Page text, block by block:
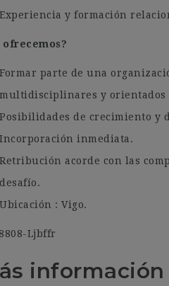
Experiencia y formación
ofrecemos?
Formar parte de una
multidisciplinares y orientados
Posibilidades de crecimiento y
Incorporación inmediata.
Retribución acorde con las
desafío.
Ubicación : Vigo.
Ljbffr
información